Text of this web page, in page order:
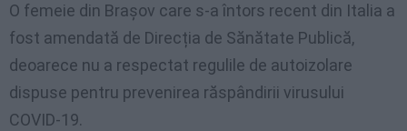
O femeie din Brașov care s-a întors recent din Italia a
fost amendată de Direcția de Sănătate Publică,
deoarece nu a respectat regulile de autoizolare
dispuse pentru prevenirea răspândirii virusului
COVID-19.